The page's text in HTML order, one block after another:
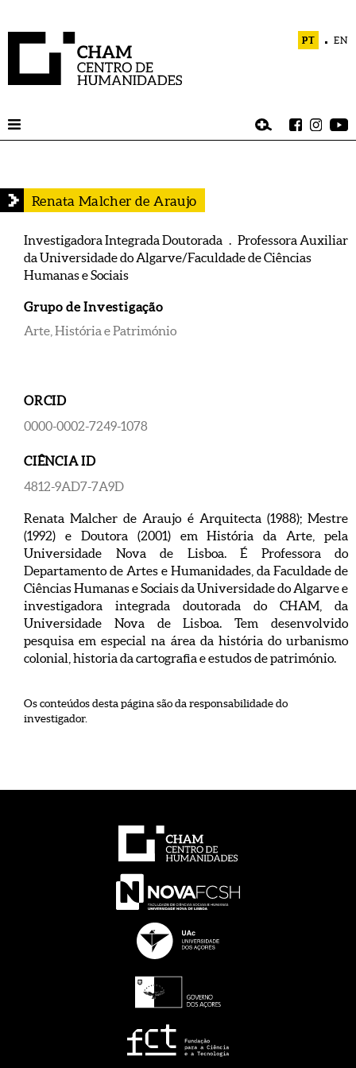
PT EN
Renata Malcher de Araujo
Investigadora Integrada Doutorada . Professora Auxiliar
da Universidade do Algarve/Faculdade de Ciências
Humanas e Sociais
Grupo de Investigação
Arte, História e Património
ORCID
0000-0002-7249-1078
CIÊNCIA ID
4812-9AD7-7A9D
Renata Malcher de Araujo é Arquitecta (1988); Mestre
(1992) e Doutora (2001) em História da Arte, pela
Universidade Nova de Lisboa. É Professora do
Departamento de Artes e Humanidades, da Faculdade de
Ciências Humanas e Sociais da Universidade do Algarve e
investigadora integrada doutorada do CHAM, da
Universidade Nova de Lisboa. Tem desenvolvido
pesquisa em especial na área da história do urbanismo
colonial, historia da cartografia e estudos de património.
Os conteúdos desta página são da responsabilidade do
investigador.